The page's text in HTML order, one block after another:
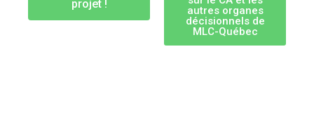
projet !
autres organes
décisionnels de
MLC-Québec